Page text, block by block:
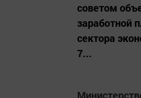
советом
заработной
сектора
7...